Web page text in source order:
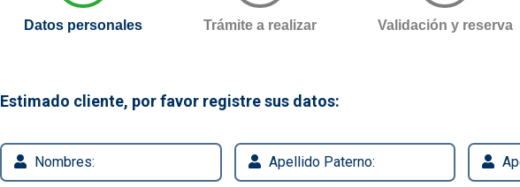
Datos personales Trámite a realizar Validación y reserva
Estimado cliente, por favor registre sus datos: